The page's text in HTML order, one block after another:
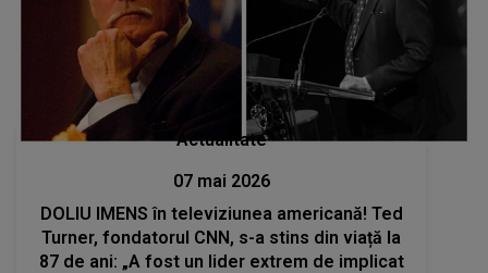
Actualitate
07 mai 2026
DOLIU IMENS în televiziunea americană! Ted
Turner, fondatorul CNN, s-a stins din viață la
87 de ani: „A fost un lider extrem de implicat